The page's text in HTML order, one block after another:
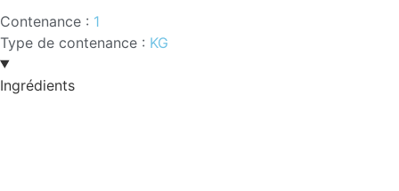
Contenance : 1
Type de contenance : KG
Ingrédients